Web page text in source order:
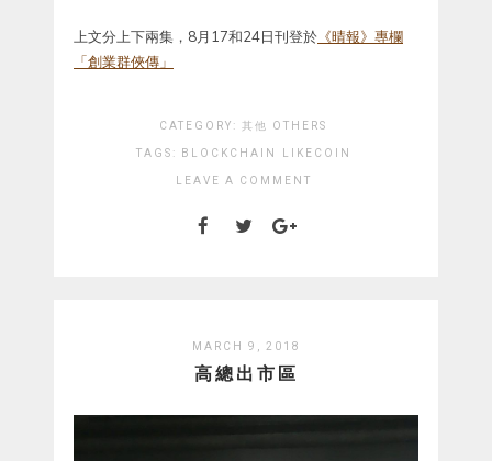
上文分上下兩集，8月17和24日刊登於 《晴報》專欄
「創業群俠傳」
CATEGORY: 其他 OTHERS
TAGS: BLOCKCHAIN LIKECOIN
LEAVE A COMMENT
MARCH 9, 2018
高總出市區